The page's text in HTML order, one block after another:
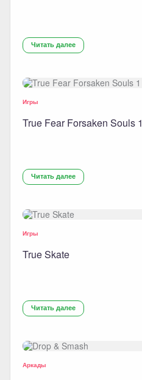
Читать далее
Игры
True Fear Forsaken Souls 1
Читать далее
Игры
True Skate
Читать далее
Аркады